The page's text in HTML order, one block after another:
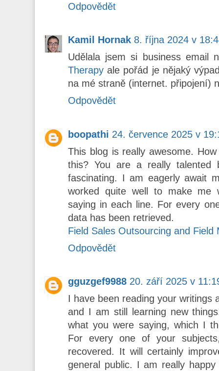
Odpovědět
Kamil Hornak 8. října 2024 v
Udělala jsem si business email
Therapy ale pořád je nějaký
na mé straně (internet. připojení)
Odpovědět
boopathi 24. července 2025 v
This blog is really awesome.
this? You are a really talented
fascinating. I am eagerly await
worked quite well to make me
saying in each line. For every
data has been retrieved.
Field Sales Outsourcing and
Odpovědět
gguzgef9988 20. září 2025 v
I have been reading your writings
and I am still learning new
what you were saying, which I
For every one of your
recovered. It will certainly
general public. I am really